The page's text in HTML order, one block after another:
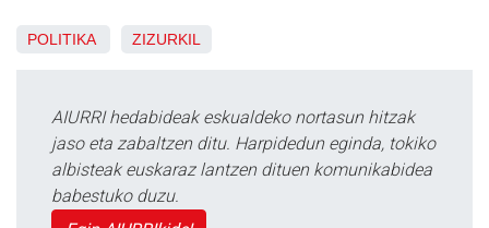
POLITIKA ZIZURKIL
AIURRI hedabideak eskualdeko nortasun hitzak
jaso eta zabaltzen ditu. Harpidedun eginda, tokiko
albisteak euskaraz lantzen dituen komunikabidea
babestuko duzu.